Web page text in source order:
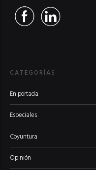
CATEGORÍAS
En portada
Especiales
Coyuntura
Opinión